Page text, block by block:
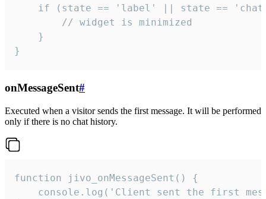
if (state == 'label' || state ==
        // widget is minimized
    }
}
onMessageSent#
Executed when a visitor sends the first message. It will be performed
only if there is no chat history.
function jivo_onMessageSent() {
console.log('Client sent the first